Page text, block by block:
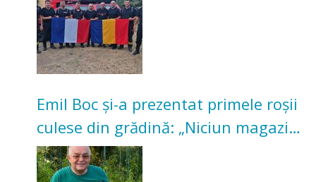
Emil Boc și-a prezentat primele roșii
culese din grădină: „Niciun magazin
nu poate oferi această satisfacție”